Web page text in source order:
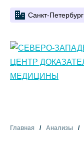
Санкт-Петербург
Главная Анализы